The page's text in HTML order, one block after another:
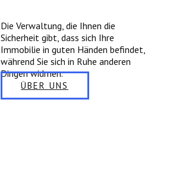
Die Verwaltung, die Ihnen die
Sicherheit gibt, dass sich Ihre
Immobilie in guten Händen befindet,
während Sie sich in Ruhe anderen
Dingen widmen.
ÜBER UNS